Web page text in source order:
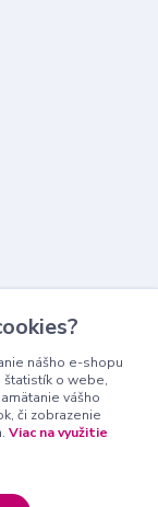
nášho e-shopu
štatistík o webe,
vášho
či zobrazenie
Viac na využitie